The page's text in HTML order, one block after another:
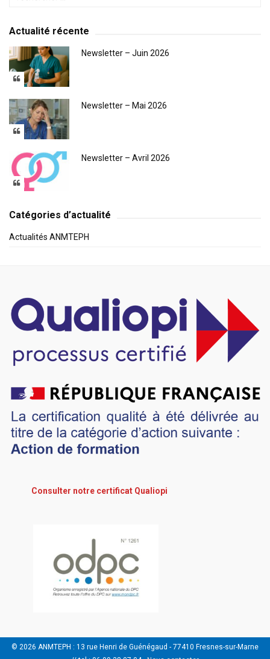
Actualité récente
Newsletter – Juin 2026
Newsletter – Mai 2026
Newsletter – Avril 2026
Catégories d’actualité
Actualités ANMTEPH
Consulter notre certificat Qualiopi
© 2026 ANMTEPH : 13 rue Henri de Guénégaud - 77410 Fresnes-sur-Marne